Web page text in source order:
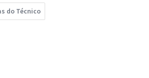
do Técnico